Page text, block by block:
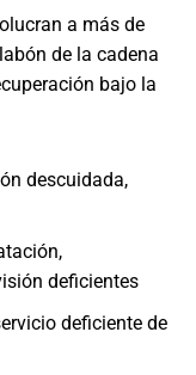
a más de
de la cadena
bajo la
descuidada,
deficientes
deficiente de